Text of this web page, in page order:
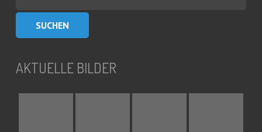
AKTUELLE BILDER